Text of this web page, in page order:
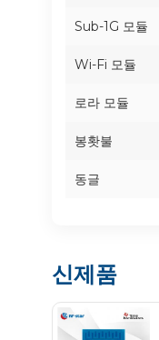
Sub-1G 모듈
Wi-Fi 모듈
로라 모듈
봉홧불
동글
신제품